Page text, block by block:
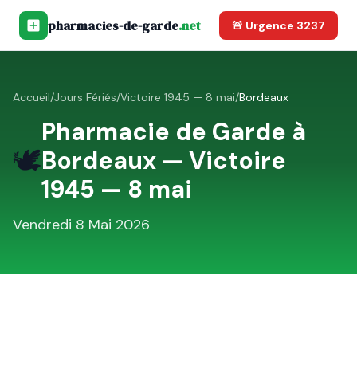
pharmacies-de-garde.net 🚨 Urgence 3237
Accueil/Jours Fériés/Victoire 1945 — 8 mai/Bordeaux
🕊️
Pharmacie de Garde à
Bordeaux — Victoire
1945 — 8 mai
Vendredi 8 Mai 2026